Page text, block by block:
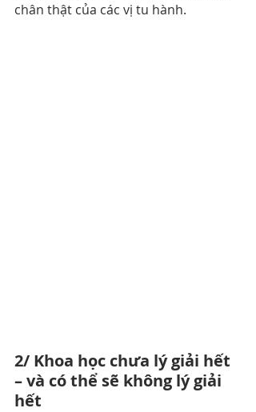
chân thật của các vị tu hành.
2/ Khoa học chưa lý giải hết
– và có thể sẽ không lý giải
hết